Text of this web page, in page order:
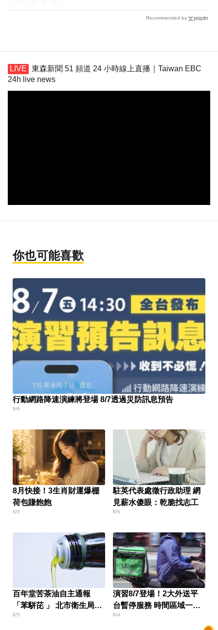
Recommended by
東森新聞 51 頻道 24 小時線上直播｜Taiwan EBC
24h live news
你也可能喜歡
行動網路降速演練將登場 8/7透過災防訊息預告
8/6
8月快接！3生肖財運爆棚
荷包賺飽飽
8/5
駐英代表處徵行政助理 網
見薪水傻眼：乾脆找志工
8/6
百年堂苦茶油自主通報
「苯駢芘 」 北市衛生局火
速下架
8/5
演習8/7登場！2大外送平
台暫停服務 時間區域一次
看
8/4